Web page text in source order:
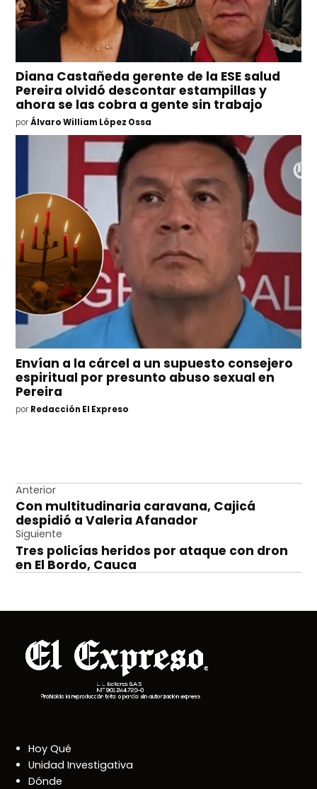
Diana Castañeda gerente de la ESE salud
Pereira olvidó descontar estampillas y
ahora se las cobra a gente sin trabajo
por Álvaro William López Ossa
Envían a la cárcel a un supuesto consejero
espiritual por presunto abuso sexual en
Pereira
por Redacción El Expreso
Navegación
de
entradas
Anterior
Con multitudinaria caravana, Cajicá
despidió a Valeria Afanador
Siguiente
Tres policías heridos por ataque con dron
en El Bordo, Cauca
Hoy Qué
Unidad Investigativa
Dónde